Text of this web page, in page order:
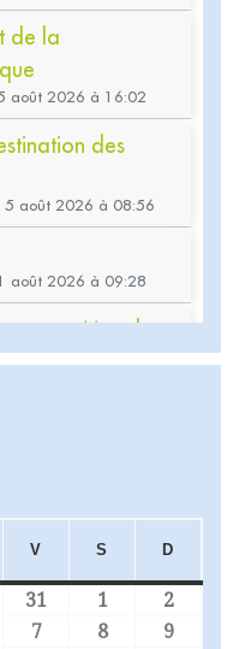
V VENDREDI
S SAMEDI
D
juillet 2026
31 31 juillet 2026
1 1 août 2026
2
2026
7 7 août 2026
8 8 août 2026
9